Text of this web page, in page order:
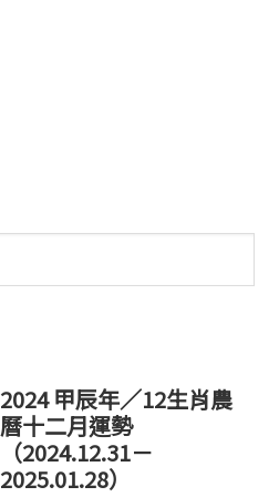
2024 甲辰年／12生肖農
曆十二月運勢
（2024.12.31－
2025.01.28）